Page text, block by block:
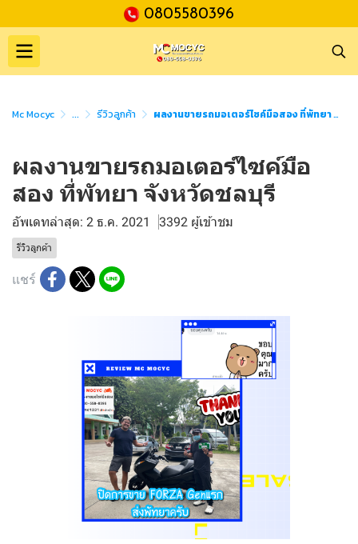
0805580396
Mc Mocyc ... รีวิวลูกค้า ผลงานขายรถมอเตอร์ไซค์มือสอง ที่พัทยา จังหวัดชลบุรี
ผลงานขายรถมอเตอร์ไซค์มือ
สอง ที่พัทยา จังหวัดชลบุรี
อัพเดทล่าสุด: 2 ธ.ค. 2021 3392 ผู้เข้าชม
รีวิวลูกค้า
แชร์